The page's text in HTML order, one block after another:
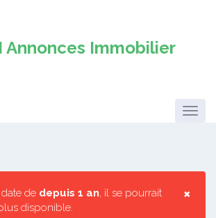
×
de depuis 1 an, il se pourrait
disponible.